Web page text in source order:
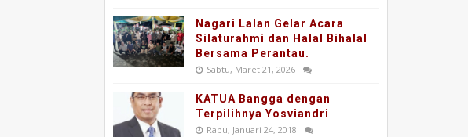
Nagari Lalan Gelar Acara
Silaturahmi dan Halal Bihalal
Bersama Perantau.
Sabtu, Maret 21, 2026
KATUA Bangga dengan
Terpilihnya Yosviandri
Rabu, Januari 24, 2018